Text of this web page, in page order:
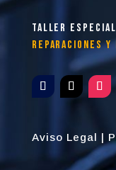
taller
reparaciones y
Aviso Legal |